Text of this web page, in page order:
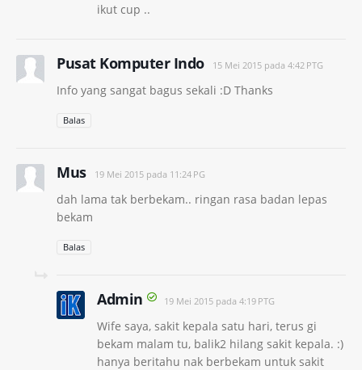
ikut cup ..
Pusat Komputer Indo 15 Mei 2015 pada 4:42 PTG
Info yang sangat bagus sekali :D Thanks
Balas
Mus 19 Mei 2015 pada 11:24 PG
dah lama tak berbekam.. ringan rasa badan lepas
bekam
Balas
Admin 19 Mei 2015 pada 4:19 PTG
Wife saya, sakit kepala satu hari, terus gi
bekam malam tu, balik2 hilang sakit kepala. :)
hanya beritahu nak berbekam untuk sakit